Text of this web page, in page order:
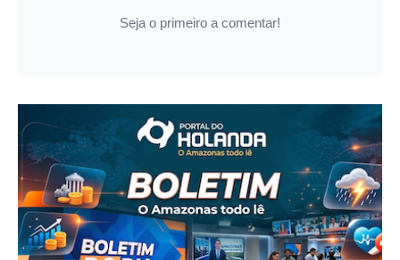
Seja o primeiro a comentar!